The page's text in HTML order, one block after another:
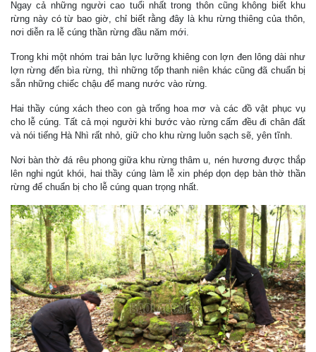
Ngay cả những người cao tuổi nhất trong thôn cũng không biết khu
rừng này có từ bao giờ, chỉ biết rằng đây là khu rừng thiêng của thôn,
nơi diễn ra lễ cúng thần rừng đầu năm mới.
Trong khi một nhóm trai bản lực lưỡng khiêng con lợn đen lông dài như
lợn rừng đến bìa rừng, thì những tốp thanh niên khác cũng đã chuẩn bị
sẵn những chiếc chậu để mang nước vào rừng.
Hai thầy cúng xách theo con gà trống hoa mơ và các đồ vật phục vụ
cho lễ cúng. Tất cả mọi người khi bước vào rừng cấm đều đi chân đất
và nói tiếng Hà Nhì rất nhỏ, giữ cho khu rừng luôn sạch sẽ, yên tĩnh.
Nơi bàn thờ đá rêu phong giữa khu rừng thâm u, nén hương được thắp
lên nghi ngút khói, hai thầy cúng làm lễ xin phép dọn dẹp bàn thờ thần
rừng để chuẩn bị cho lễ cúng quan trọng nhất.